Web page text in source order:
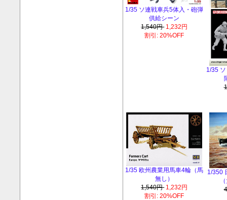
1/35 ソ連戦車兵5体入・砲弾
供給シーン
1,540円 1,232円
割引: 20%OFF
1/35
1/35 欧州農業用馬車4輪（馬
無し）
1,540円 1,232円
割引: 20%OFF
1/350